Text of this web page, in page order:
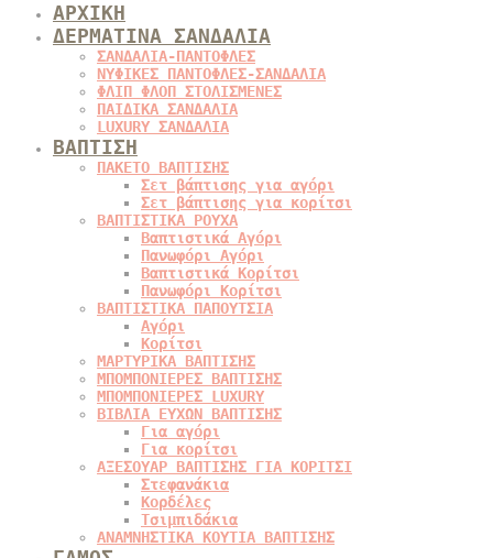
ΑΡΧΙΚΗ
ΔΕΡΜΑΤΙΝΑ ΣΑΝΔΑΛΙΑ
ΣΑΝΔΑΛΙΑ-ΠΑΝΤΟΦΛΕΣ
ΝΥΦΙΚΕΣ ΠΑΝΤΟΦΛΕΣ-ΣΑΝΔΑΛΙΑ
ΦΛΙΠ ΦΛΟΠ ΣΤΟΛΙΣΜΕΝΕΣ
ΠΑΙΔΙΚΑ ΣΑΝΔΑΛΙΑ
LUXURY ΣΑΝΔΑΛΙΑ
ΒΑΠΤΙΣΗ
ΠΑΚΕΤΟ ΒΑΠΤΙΣΗΣ
Σετ βάπτισης για αγόρι
Σετ βάπτισης για κορίτσι
ΒΑΠΤΙΣΤΙΚΑ ΡΟΥΧΑ
Βαπτιστικά Αγόρι
Πανωφόρι Αγόρι
Βαπτιστικά Κορίτσι
Πανωφόρι Κορίτσι
ΒΑΠΤΙΣΤΙΚΑ ΠΑΠΟΥΤΣΙΑ
Αγόρι
Κορίτσι
ΜΑΡΤΥΡΙΚΑ ΒΑΠΤΙΣΗΣ
ΜΠΟΜΠΟΝΙΕΡΕΣ ΒΑΠΤΙΣΗΣ
ΜΠΟΜΠΟΝΙΕΡΕΣ LUXURY
ΒΙΒΛΙΑ ΕΥΧΩΝ ΒΑΠΤΙΣΗΣ
Για αγόρι
Για κορίτσι
ΑΞΕΣΟΥΑΡ ΒΑΠΤΙΣΗΣ ΓΙΑ ΚΟΡΙΤΣΙ
Στεφανάκια
Κορδέλες
Τσιμπιδάκια
ΑΝΑΜΝΗΣΤΙΚΑ ΚΟΥΤΙΑ ΒΑΠΤΙΣΗΣ